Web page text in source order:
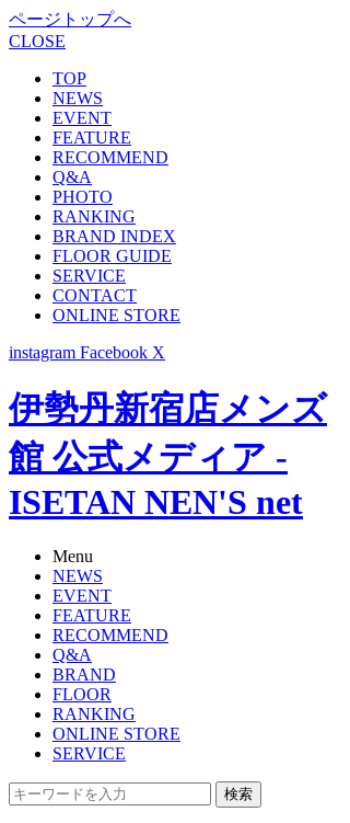
ページトップへ
CLOSE
TOP
NEWS
EVENT
FEATURE
RECOMMEND
Q&A
PHOTO
RANKING
BRAND INDEX
FLOOR GUIDE
SERVICE
CONTACT
ONLINE STORE
instagram Facebook X
伊勢丹新宿店メンズ
館 公式メディア -
ISETAN NEN'S net
Menu
NEWS
EVENT
FEATURE
RECOMMEND
Q&A
BRAND
FLOOR
RANKING
ONLINE STORE
SERVICE
検索